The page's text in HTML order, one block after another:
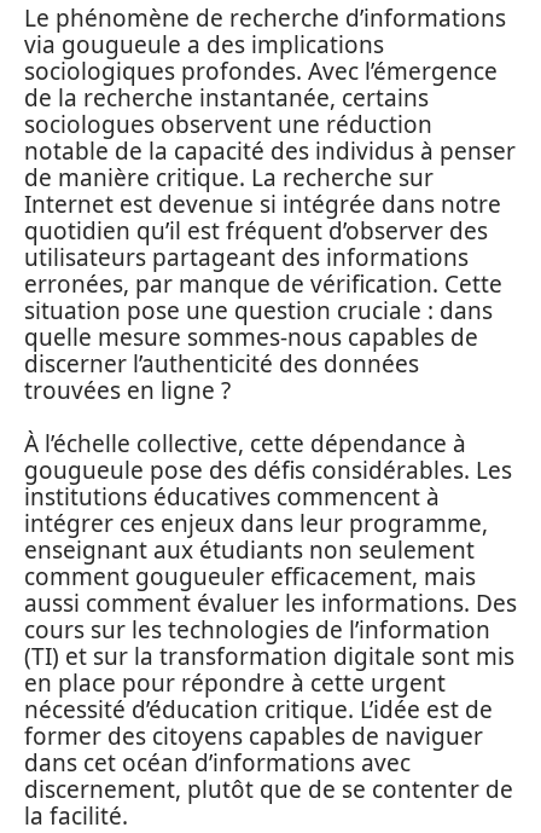
Le phénomène de recherche d’informations
via gougueule a des implications
sociologiques profondes. Avec l’émergence
de la recherche instantanée, certains
sociologues observent une réduction
notable de la capacité des individus à penser
de manière critique. La recherche sur
Internet est devenue si intégrée dans notre
quotidien qu’il est fréquent d’observer des
utilisateurs partageant des informations
erronées, par manque de vérification. Cette
situation pose une question cruciale : dans
quelle mesure sommes-nous capables de
discerner l’authenticité des données
trouvées en ligne ?
À l’échelle collective, cette dépendance à
gougueule pose des défis considérables. Les
institutions éducatives commencent à
intégrer ces enjeux dans leur programme,
enseignant aux étudiants non seulement
comment gougueuler efficacement, mais
aussi comment évaluer les informations. Des
cours sur les technologies de l’information
(TI) et sur la transformation digitale sont mis
en place pour répondre à cette urgent
nécessité d’éducation critique. L’idée est de
former des citoyens capables de naviguer
dans cet océan d’informations avec
discernement, plutôt que de se contenter de
la facilité.